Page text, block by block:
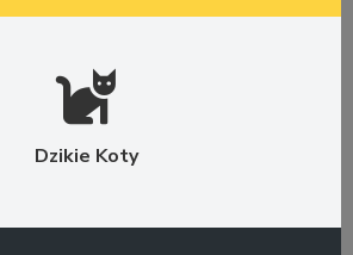
Dzikie Koty